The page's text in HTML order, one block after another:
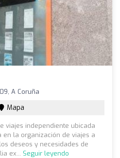
A Coruña
Mapa
viajes independiente ubicada
en la organización de viajes a
deseos y necesidades de
ex... Seguir leyendo